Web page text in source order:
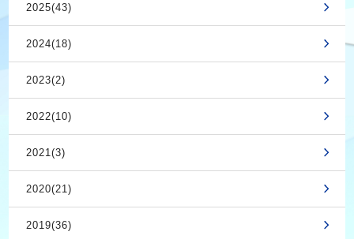
2025(43)
2024(18)
2023(2)
2022(10)
2021(3)
2020(21)
2019(36)